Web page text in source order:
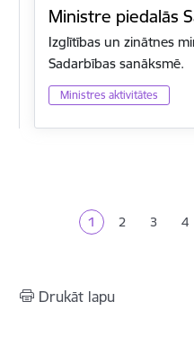
Ministre piedalās
Izglītības un zinātnes
Sadarbības sanāksmē.
Ministres aktivitātes
Pašreizējā lapa
1 Lapa
2 Lapa
3 4
Drukāt lapu